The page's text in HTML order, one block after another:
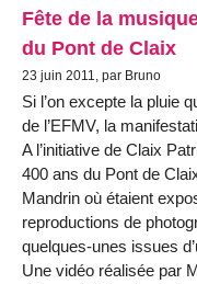
Fête de la
du Pont de Claix
23 juin 2011, par Bruno
Si l’on excepte la pluie
de l’EFMV, la
A l’initiative de Claix
400 ans du Pont de
Mandrin où étaient
reproductions de
quelques-unes issues
Une vidéo réalisée par